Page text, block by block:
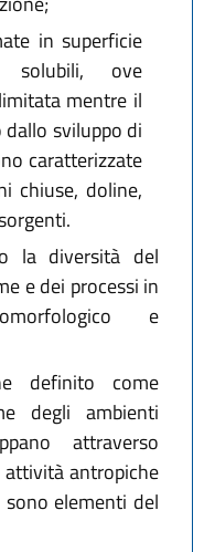
in superficie
solubili, ove
mentre il
sviluppo di
caratterizzate
chiuse, doline,
la diversità del
e dei processi in
e
definito come
degli ambienti
attraverso
attività antropiche
elementi del